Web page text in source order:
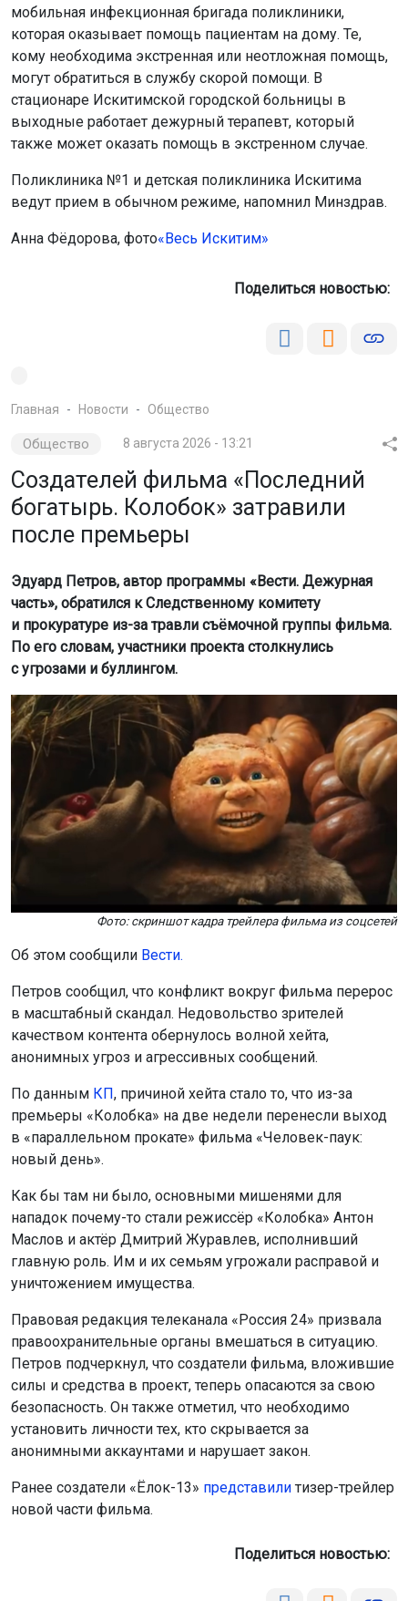
мобильная инфекционная бригада поликлиники,
которая оказывает помощь пациентам на дому. Те,
кому необходима экстренная или неотложная помощь,
могут обратиться в службу скорой помощи. В
стационаре Искитимской городской больницы в
выходные работает дежурный терапевт, который
также может оказать помощь в экстренном случае.
Поликлиника №1 и детская поликлиника Искитима
ведут прием в обычном режиме, напомнил Минздрав.
Анна Фёдорова, фото«Весь Искитим»
Поделиться новостью:
Главная Новости Общество
Общество 8 августа 2026 - 13:21
Создателей фильма «Последний
богатырь. Колобок» затравили
после премьеры
Эдуард Петров, автор программы «Вести. Дежурная
часть», обратился к Следственному комитету
и прокуратуре из-за травли съёмочной группы фильма.
По его словам, участники проекта столкнулись
с угрозами и буллингом.
Фото: скриншот кадра трейлера фильма из соцсетей
Об этом сообщили Вести.
Петров сообщил, что конфликт вокруг фильма перерос
в масштабный скандал. Недовольство зрителей
качеством контента обернулось волной хейта,
анонимных угроз и агрессивных сообщений.
По данным КП, причиной хейта стало то, что из-за
премьеры «Колобка» на две недели перенесли выход
в «параллельном прокате» фильма «Человек-паук:
новый день».
Как бы там ни было, основными мишенями для
нападок почему-то стали режиссёр «Колобка» Антон
Маслов и актёр Дмитрий Журавлев, исполнивший
главную роль. Им и их семьям угрожали расправой и
уничтожением имущества.
Правовая редакция телеканала «Россия 24» призвала
правоохранительные органы вмешаться в ситуацию.
Петров подчеркнул, что создатели фильма, вложившие
силы и средства в проект, теперь опасаются за свою
безопасность. Он также отметил, что необходимо
установить личности тех, кто скрывается за
анонимными аккаунтами и нарушает закон.
Ранее создатели «Ёлок-13» представили тизер-трейлер
новой части фильма.
Поделиться новостью: